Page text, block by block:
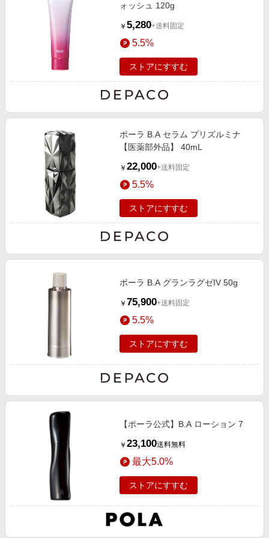
ォッシュ 120g
￥ 5,280+送料固定
5.5%
ストアにすすむ
ポーラ B.A セラム プリズルミナ
【医薬部外品】 40mL
￥ 22,000+送料固定
5.5%
ストアにすすむ
ポーラ B.A グランラグゼIV 50g
￥ 75,900+送料固定
5.5%
ストアにすすむ
【ポーラ公式】B.A ローション 7
￥ 23,100送料無料
最大5.0%
ストアにすすむ